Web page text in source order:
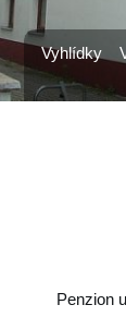
Penzion
Vyhlídky